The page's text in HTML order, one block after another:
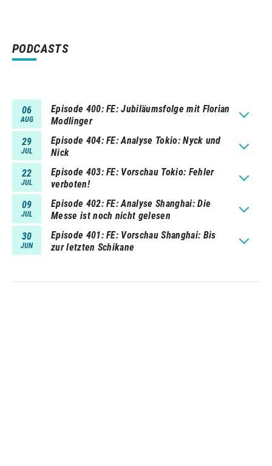
PODCASTS
06
AUG
Episode 400 FE: Jubiläumsfolge mit Florian
Modlinger
29
JUL
Episode 404 FE: Analyse Tokio: Nyck und
Nick
22
JUL
Episode 403 FE: Vorschau Tokio: Fehler
verboten!
09
JUL
Episode 402 FE: Analyse Shanghai: Die
Messe ist noch nicht gelesen
30
JUN
Episode 401 FE: Vorschau Shanghai: Bis
zur letzten Schikane